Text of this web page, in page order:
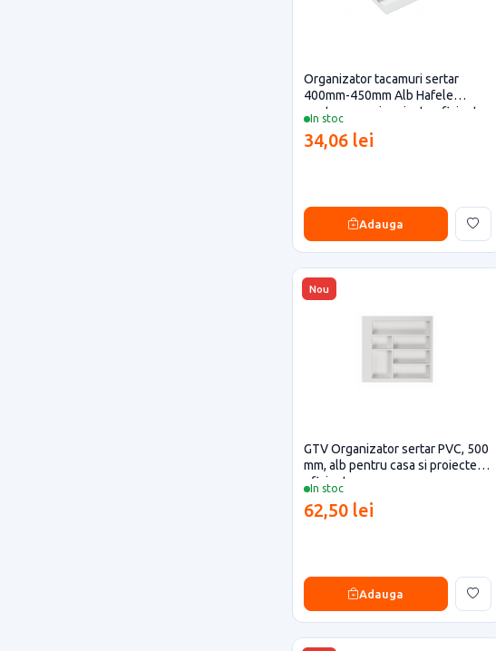
In stoc
Organizator tacamuri sertar
400mm-450mm Alb Hafele
pentru casa si proiecte eficiente
34,06 lei
Adauga
Nou
In stoc
GTV Organizator sertar PVC, 500
mm, alb pentru casa si proiecte
eficiente
62,50 lei
Adauga